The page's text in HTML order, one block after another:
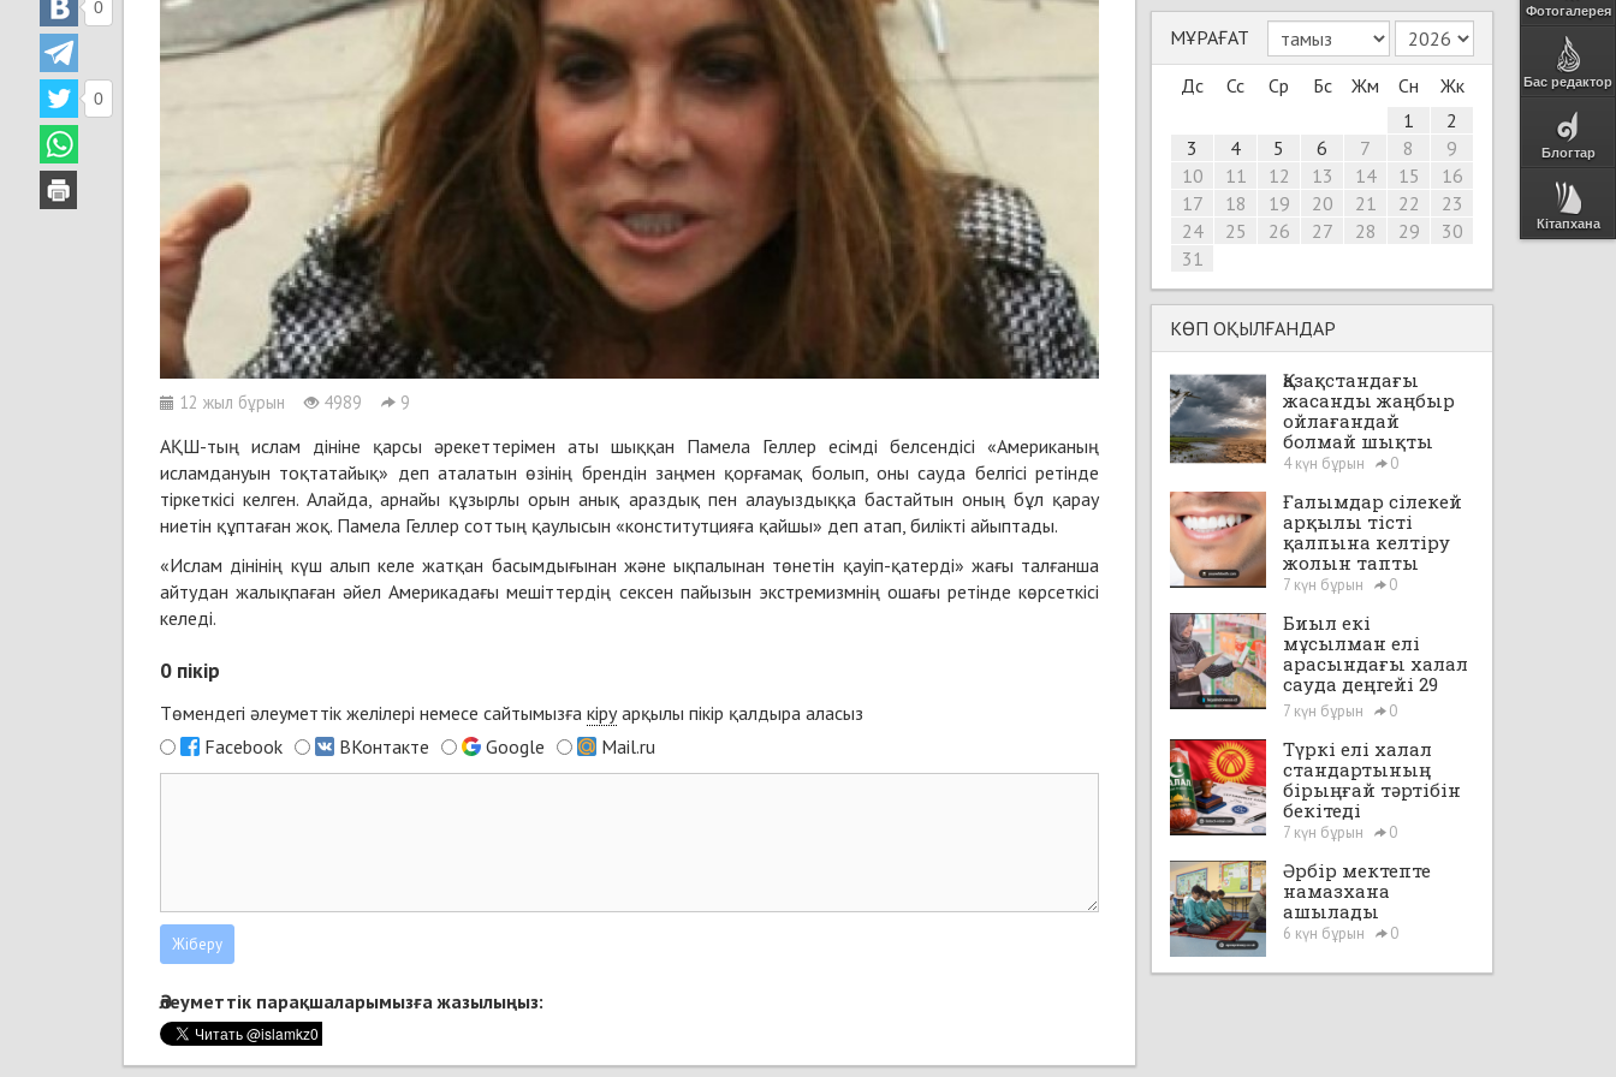
Фотогалерея
Бас редактор
Блогтар
Кітапхана
12 жыл бұрын 4989 9
0
0
АҚШ-тың ислам дініне қарсы әрекеттерімен аты шыққан Памела Геллер есімді белсендісі «Американың
исламдануын тоқтатайық» деп аталатын өзінің брендін заңмен қорғамақ болып, оны сауда белгісі ретінде
тіркеткісі келген. Алайда, арнайы құзырлы орын анық араздық пен алауыздыққа бастайтын оның бұл қарау
ниетін құптаған жоқ. Памела Геллер соттың қаулысын «конститутцияға қайшы» деп атап, билікті айыптады.
«Ислам дінінің күш алып келе жатқан басымдығынан және ықпалынан төнетін қауіп-қатерді» жағы талғанша
айтудан жалықпаған әйел Америкадағы мешіттердің сексен пайызын экстремизмнің ошағы ретінде көрсеткісі
келеді.
0 пікір
Төмендегі әлеуметтік желілері немесе сайтымызға кіруарқылы пікір қалдыра аласыз
Facebook
ВКонтакте Google Mail.ru
Әлеуметтік парақшаларымызға жазылыңыз:
МҰРАҒАТ
Дс
Сс Ср Бс Жм Сн
Жк
1
2
3
4 5 6 7 8
9
10
11 12 13 14 15
16
17
18 19 20 21 22
23
24
25 26 27 28 29
30
31
КӨП ОҚЫЛҒАНДАР
Қазақстандағы
жасанды жаңбыр
ойлағандай
болмай шықты
4 күн бұрын 0
Ғалымдар сілекей
арқылы тісті
қалпына келтіру
жолын тапты
7 күн бұрын 0
Биыл екі
мұсылман елі
арасындағы халал
сауда деңгейі 29
млрд доллардан
асады
7 күн бұрын 0
Түркі елі халал
стандартының
бірыңғай тәртібін
бекітеді
7 күн бұрын 0
Әрбір мектепте
намазхана
ашылады
6 күн бұрын 0